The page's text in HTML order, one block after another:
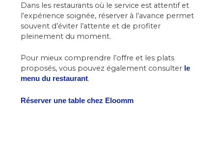
Dans les restaurants où le service est attentif et
l’expérience soignée, réserver à l’avance permet
souvent d’éviter l’attente et de profiter
pleinement du moment.
Pour mieux comprendre l’offre et les plats
proposés, vous pouvez également consulter le
menu du restaurant.
Réserver une table chez Eloomm